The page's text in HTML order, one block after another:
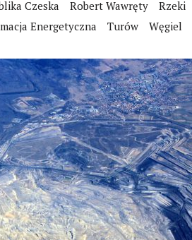
Czeska Robert Wawręty Rzeki
Energetyczna Turów Węgiel